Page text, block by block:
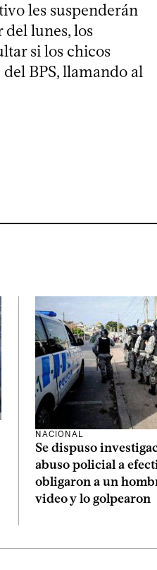
les suspenderán
lunes, los
si los chicos
BPS, llamando al
NACIONAL
Se dispuso
abuso policial a
obligaron a un
video y lo golpearon